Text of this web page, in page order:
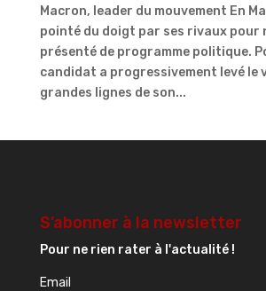
Macron, leader du mouvement En
pointé du doigt par ses rivaux pour
présenté de programme politique.
candidat a progressivement levé le
grandes lignes de son...
S’abonner à la newsletter
Pour ne rien rater à l'actualité !
Email